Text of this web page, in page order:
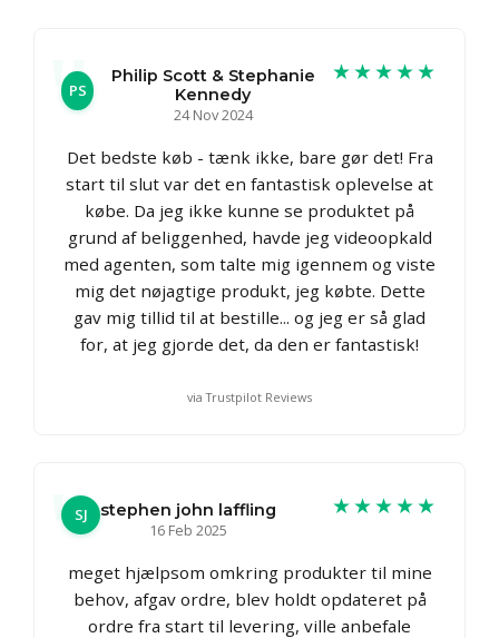
PS
Philip Scott & Stephanie
Kennedy
24 Nov 2024
★★★★★
Det bedste køb - tænk ikke, bare gør det! Fra
start til slut var det en fantastisk oplevelse at
købe. Da jeg ikke kunne se produktet på
grund af beliggenhed, havde jeg videoopkald
med agenten, som talte mig igennem og viste
mig det nøjagtige produkt, jeg købte. Dette
gav mig tillid til at bestille... og jeg er så glad
for, at jeg gjorde det, da den er fantastisk!
via Trustpilot Reviews
SJ
stephen john laffling
16 Feb 2025
★★★★★
meget hjælpsom omkring produkter til mine
behov, afgav ordre, blev holdt opdateret på
ordre fra start til levering, ville anbefale